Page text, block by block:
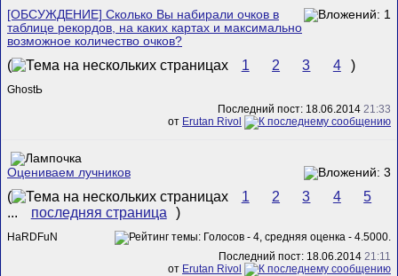
[ОБСУЖДЕНИЕ] Сколько Вы набирали очков в
таблице рекордов, на каких картах и максимально
возможное количество очков?
( 1 2 3 4 )
GhostЬ
Последний пост: 18.06.2014 21:33
от Erutan Rivol
Оцениваем лучников
( 1 2 3 4
5
...
последняя страница )
HaRDFuN
Последний пост: 18.06.2014 21:11
от Erutan Rivol